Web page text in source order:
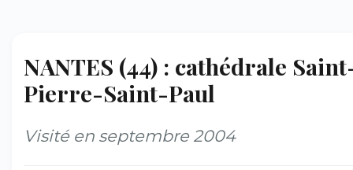
NANTES (44) : cathédrale
Pierre-Saint-Paul
Visité en septembre 2004